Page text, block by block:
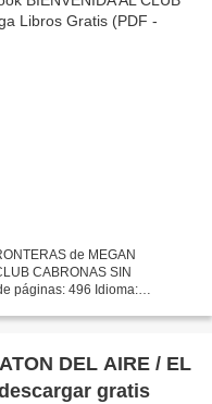
de MEGAN
CABRONAS SIN
páginas: 496 Idioma:
DEL AIRE / EL
gratis